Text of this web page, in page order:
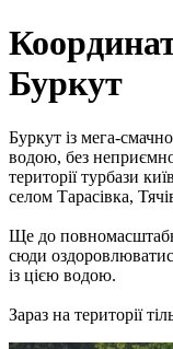
Буркут
Буркут із мега-
водою, без
території турбази
селом Тарасівка,
Ще до
сюди
із цією водою.
Зараз на території